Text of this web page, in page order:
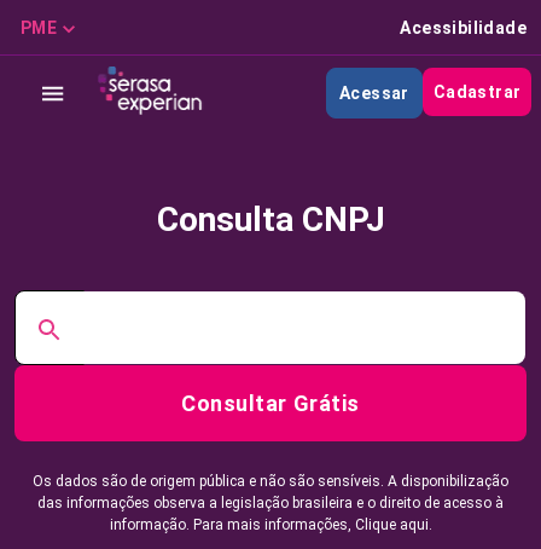
PME Acessibilidade
Acessar Cadastrar
Consulta CNPJ
Consultar Grátis
Os dados são de origem pública e não são sensíveis. A disponibilização
das informações observa a legislação brasileira e o direito de acesso à
informação. Para mais informações, Clique aqui.